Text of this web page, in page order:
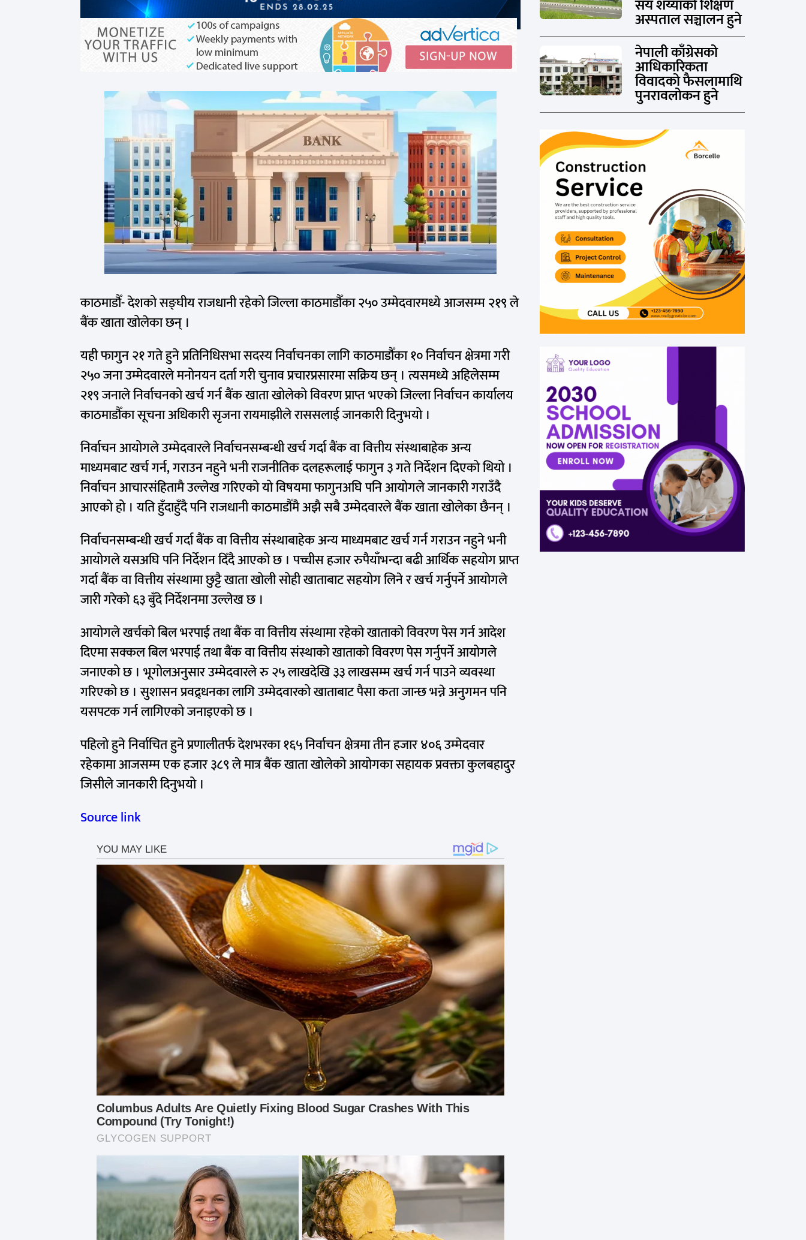
काठमाडौँ- देशको सङ्घीय राजधानी रहेको जिल्ला काठमाडौँका २५० उम्मेदवारमध्ये आजसम्म २१९ ले
बैंक खाता खोलेका छन् ।
यही फागुन २१ गते हुने प्रतिनिधिसभा सदस्य निर्वाचनका लागि काठमाडौँका १० निर्वाचन क्षेत्रमा गरी
२५० जना उम्मेदवारले मनोनयन दर्ता गरी चुनाव प्रचारप्रसारमा सक्रिय छन् । त्यसमध्ये अहिलेसम्म
२१९ जनाले निर्वाचनको खर्च गर्न बैंक खाता खोलेको विवरण प्राप्त भएको जिल्ला निर्वाचन कार्यालय
काठमाडौँका सूचना अधिकारी सृजना रायमाझीले राससलाई जानकारी दिनुभयो ।
निर्वाचन आयोगले उम्मेदवारले निर्वाचनसम्बन्धी खर्च गर्दा बैंक वा वित्तीय संस्थाबाहेक अन्य
माध्यमबाट खर्च गर्न, गराउन नहुने भनी राजनीतिक दलहरूलाई फागुन ३ गते निर्देशन दिएको थियो ।
निर्वाचन आचारसंहितामै उल्लेख गरिएको यो विषयमा फागुनअघि पनि आयोगले जानकारी गराउँदै
आएको हो । यति हुँदाहुँदै पनि राजधानी काठमाडौँमै अझै सबै उम्मेदवारले बैंक खाता खोलेका छैनन् ।
निर्वाचनसम्बन्धी खर्च गर्दा बैंक वा वित्तीय संस्थाबाहेक अन्य माध्यमबाट खर्च गर्न गराउन नहुने भनी
आयोगले यसअघि पनि निर्देशन दिँदै आएको छ । पच्चीस हजार रुपैयाँभन्दा बढी आर्थिक सहयोग प्राप्त
गर्दा बैंक वा वित्तीय संस्थामा छुट्टै खाता खोली सोही खाताबाट सहयोग लिने र खर्च गर्नुपर्ने आयोगले
जारी गरेको ६३ बुँदे निर्देशनमा उल्लेख छ ।
आयोगले खर्चको बिल भरपाई तथा बैंक वा वित्तीय संस्थामा रहेको खाताको विवरण पेस गर्न आदेश
दिएमा सक्कल बिल भरपाई तथा बैंक वा वित्तीय संस्थाको खाताको विवरण पेस गर्नुपर्ने आयोगले
जनाएको छ । भूगोलअनुसार उम्मेदवारले रु २५ लाखदेखि ३३ लाखसम्म खर्च गर्न पाउने व्यवस्था
गरिएको छ । सुशासन प्रवद्र्धनका लागि उम्मेदवारको खाताबाट पैसा कता जान्छ भन्ने अनुगमन पनि
यसपटक गर्न लागिएको जनाइएको छ ।
पहिलो हुने निर्वाचित हुने प्रणालीतर्फ देशभरका १६५ निर्वाचन क्षेत्रमा तीन हजार ४०६ उम्मेदवार
रहेकामा आजसम्म एक हजार ३८९ ले मात्र बैंक खाता खोलेको आयोगका सहायक प्रवक्ता कुलबहादुर
जिसीले जानकारी दिनुभयो ।
Source link
सय शय्याको शिक्षण
अस्पताल सञ्चालन हुने
नेपाली काँग्रेसको
आधिकारिकता
विवादको फैसलामाथि
पुनरावलोकन हुने